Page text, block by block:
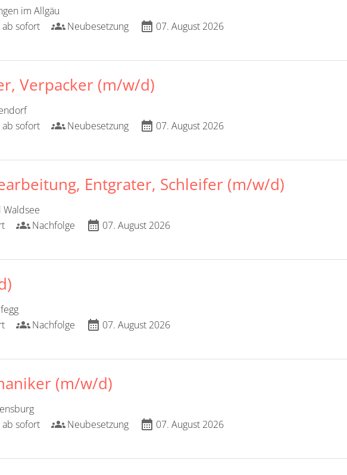
im Allgäu
ab sofort groupsNeubesetzung calendar_month 07. August 2026
Verpacker (m/w/d)
ab sofort groupsNeubesetzung calendar_month 07. August 2026
Entgrater, Schleifer (m/w/d)
Waldsee
groupsNachfolge calendar_month 07. August 2026
groupsNachfolge calendar_month 07. August 2026
(m/w/d)
ab sofort groupsNeubesetzung calendar_month 07. August 2026